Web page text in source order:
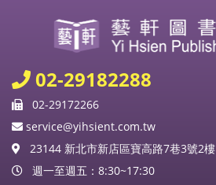
02-29182288
02-29172266
service@yihsient.com.tw
23144 新北市新店區寶高路7巷3號2樓
週一至週五：8:30~17:30